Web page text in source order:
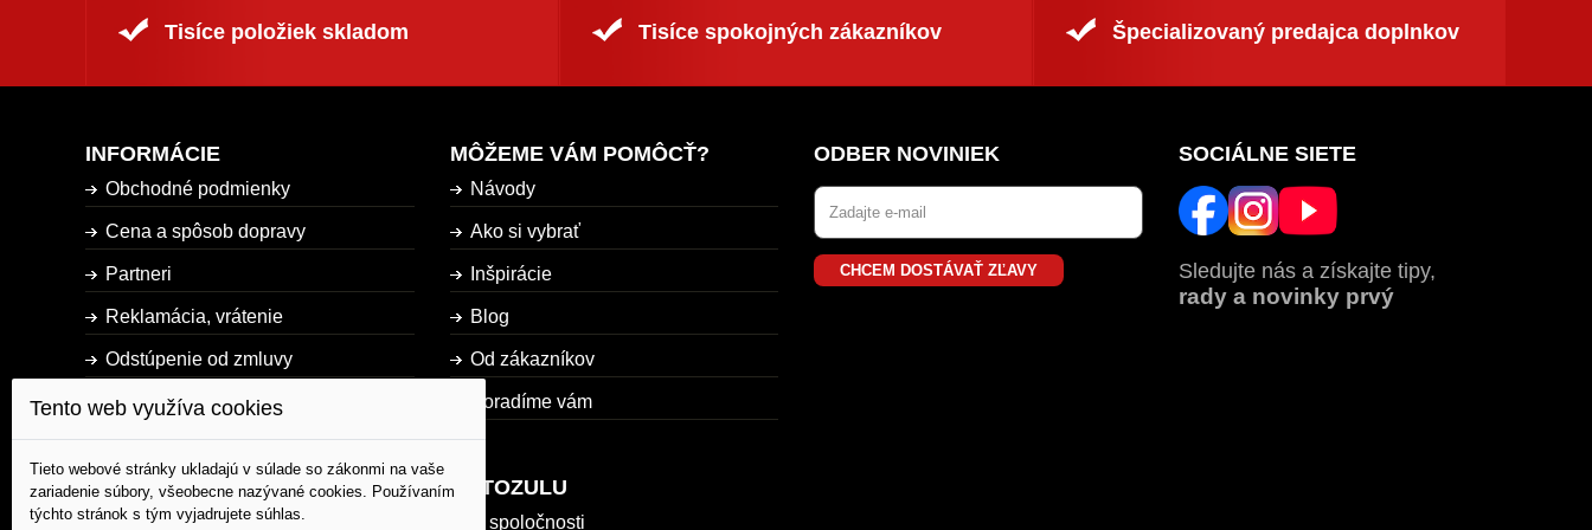
Tisíce položiek skladom Tisíce spokojných zákazníkov Špecializovaný predajca doplnkov
INFORMÁCIE
Obchodné podmienky
Cena a spôsob dopravy
Partneri
Reklamácia, vrátenie
Odstúpenie od zmluvy
Dostupnosť tovaru
Mapa stránky
MÔŽEME VÁM POMÔCŤ?
Návody
Ako si vybrať
Inšpirácie
Blog
Od zákazníkov
Poradíme vám
AUTOZULU
O spoločnosti
ODBER NOVINIEK
CHCEM DOSTÁVAŤ ZĽAVY
SOCIÁLNE SIETE
Sledujte nás a získajte tipy,
rady a novinky prvý
Tento web využíva cookies
Tieto webové stránky ukladajú v súlade so zákonmi na vaše
zariadenie súbory, všeobecne nazývané cookies. Používaním
týchto stránok s tým vyjadrujete súhlas.